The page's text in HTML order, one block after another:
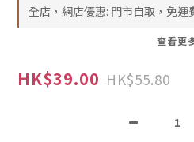
全店，網店優惠: 門市自取，免運
查看更
HK$39.00 HK$55.80